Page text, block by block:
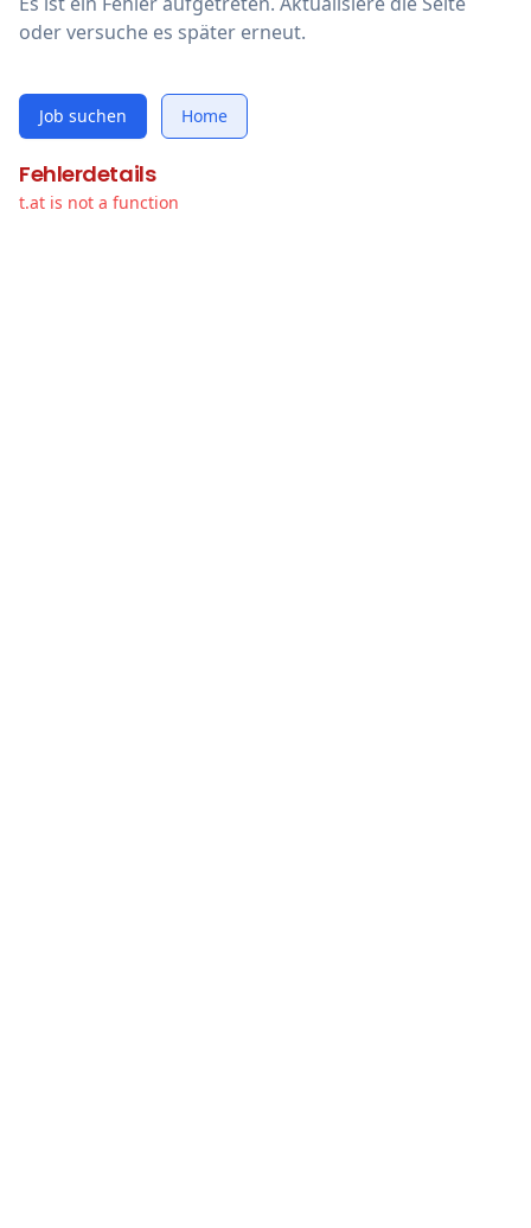
oder versuche es später erneut.
Job suchen Home
Fehlerdetails
t.at is not a function